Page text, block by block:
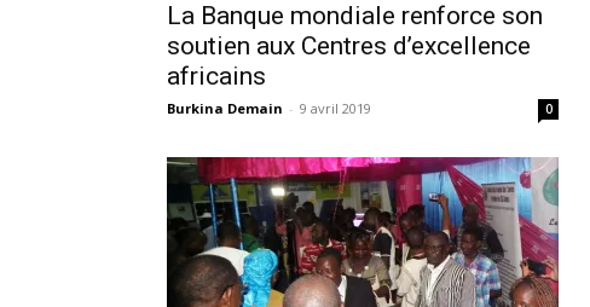
La Banque mondiale renforce son
soutien aux Centres d’excellence
africains
Burkina Demain - 9 avril 2019 0